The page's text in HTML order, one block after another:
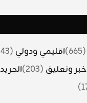
(665) اقليمي ودولي (343)
خبر وتعليق (203)